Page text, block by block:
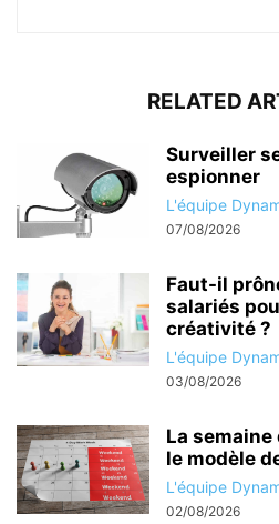
RELATED
Surveiller
espionner
L'équipe
07/08/2026
Faut-il
salariés
créativité ?
L'équipe
03/08/2026
La
le modèle
L'équipe
02/08/2026